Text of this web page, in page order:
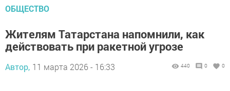
ОБЩЕСТВО
Жителям Татарстана напомнили, как
действовать при ракетной угрозе
Автор, 11 марта 2026 - 16:33 440 0 0